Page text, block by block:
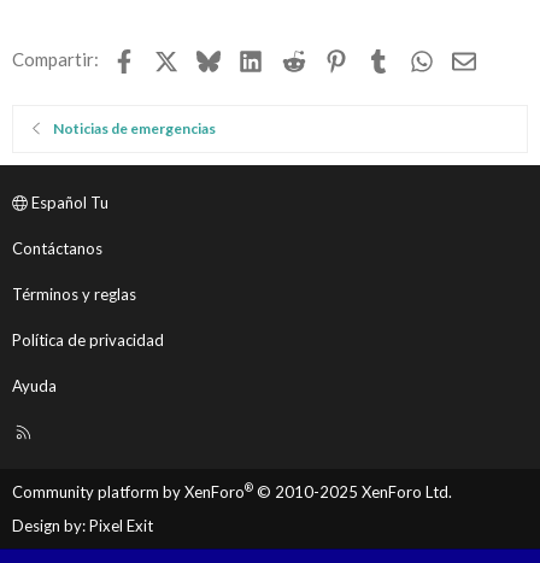
Compartir: Facebook BlueskyLinkedIn
Reddit Pinterest
TumblrWhatsApp
Email
Noticias de emergencias
Español Tu
Contáctanos
Términos y reglas
Política de privacidad
Ayuda
R
Community platform by XenForo® © 2010-2025 XenForo Ltd.
Design by:Pixel Exit